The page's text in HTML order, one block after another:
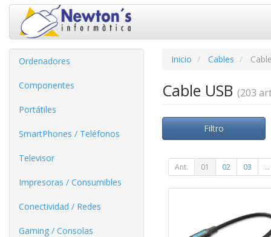
Ordenadores
Componentes
Portátiles
SmartPhones / Teléfonos
Televisor
Impresoras / Consumibles
Conectividad / Redes
Gaming / Consolas
Inicio Cables
Cable USB (203
Filtro
Ant. 01 02 03 ...